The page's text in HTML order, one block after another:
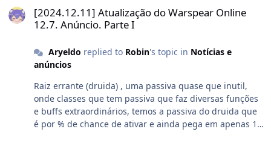
[2024.12.11] Atualização do Warspear Online
12.7. Anúncio. Parte I
Aryeldo replied to Robin's topic in Notícias e
anúncios
Raiz errante (druida) , uma passiva quase que inutil,
onde classes que tem passiva que faz diversas funções
e buffs extraordinários, temos a passiva do druida que
é por % de chance de ativar e ainda pega em apenas 1